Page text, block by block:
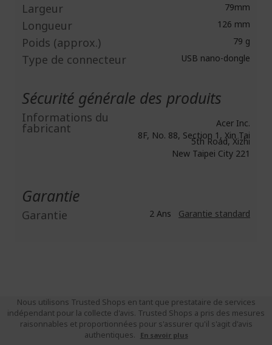
Largeur 79mm
Longueur 126 mm
Poids (approx.) 79 g
Type de connecteur USB nano-dongle
Sécurité générale des produits
Informations du
fabricant
Acer Inc.
8F, No. 88, Section 1, Xin Tai
5th Road, Xizhi
New Taipei City 221
Garantie
Garantie 2 Ans Garantie standard
Nous utilisons Trusted Shops en tant que prestataire de services
indépendant pour la collecte d'avis. Trusted Shops a pris des mesures
raisonnables et proportionnées pour s'assurer qu'il s'agit d'avis
authentiques.
En savoir plus